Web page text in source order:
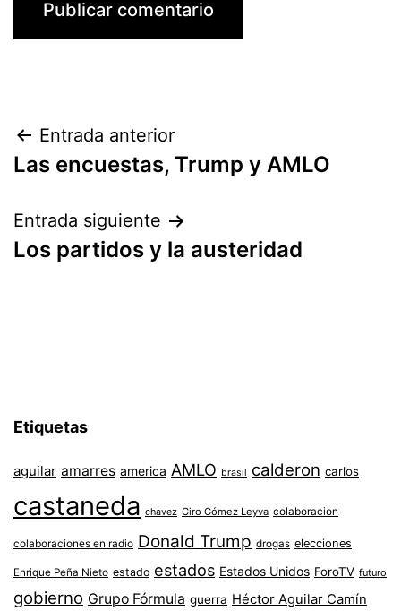
Navegación
de
entradas
Entrada anterior
Las encuestas, Trump y AMLO
Entrada siguiente
Los partidos y la austeridad
Etiquetas
aguilar amarres america AMLO brasil calderon carlos
castaneda chavez Ciro Gómez Leyva colaboracion
colaboraciones en radio Donald Trump drogas elecciones
Enrique Peña Nieto estado estados Estados Unidos ForoTV futuro
gobierno Grupo Fórmula guerra Héctor Aguilar Camín